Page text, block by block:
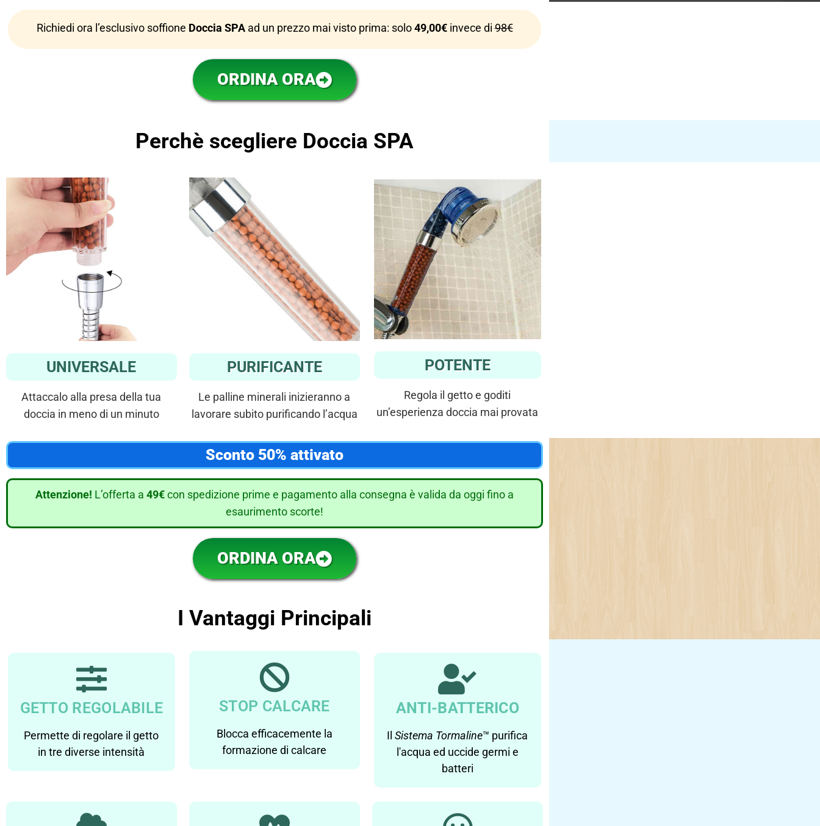
Richiedi ora l’esclusivo soffione Doccia SPAad un prezzo mai visto prima: solo49,00€invece di98€
ORDINA ORA
Perchè scegliere Doccia SPA
UNIVERSALE
Attaccalo alla presa della tua
doccia in meno di un minuto
PURIFICANTE
Le palline minerali inizieranno a
lavorare subito purificando l’acqua
POTENTE
Regola il getto e goditi
un’esperienza doccia mai provata
Sconto 50% attivato
Attenzione! L’offerta a 49€con spedizione prime e pagamento alla consegna è valida da oggi fino a
esaurimento scorte!
ORDINA ORA
I Vantaggi Principali
GETTO REGOLABILE
Permette di regolare il getto
in tre diverse intensità
STOP CALCARE
Blocca efficacemente la
formazione di calcare
ANTI-BATTERICO
IlSistema Tormaline™ purifica
l'acqua ed uccide germi e
batteri